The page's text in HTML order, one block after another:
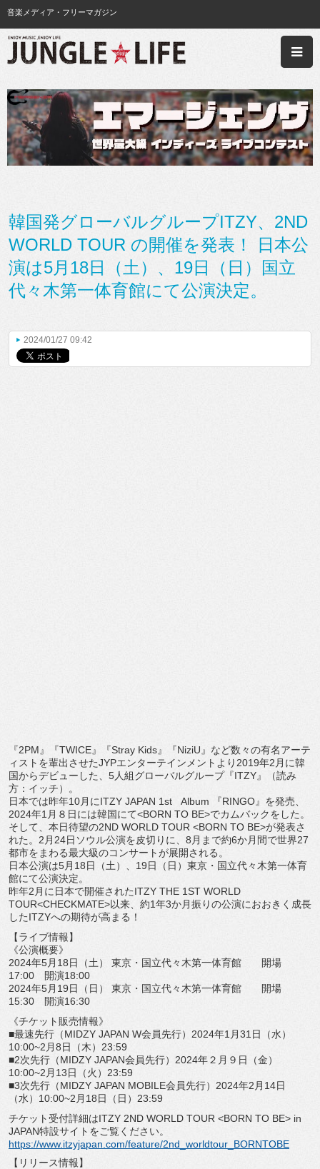
音楽メディア・フリーマガジン
韓国発グローバルグループITZY、2ND
WORLD TOUR の開催を発表！ 日本公
演は5月18日（土）、19日（日）国立
代々木第一体育館にて公演決定。
2024/01/27 09:42
『2PM 』『TWICE』『Stray Kids』『NiziU 』 など数々の有名アーテ
ィストを輩出させたJYPエンターテインメ ントより 2019年2 月に韓
国からデビューした、 5人組グローバルグループ『ITZY』（読み
方：イッチ）。
日本では昨年10月にITZY JAPAN 1st Album 『RINGO』を発売、
2024年1 月８日には韓国にて<BORN TO BE>でカムバックをした。
そして、本日待望の2ND WORLD TOUR <BORN TO BE>が発表さ
れた。 2 月 24日ソウル公演を皮切りに、 8 月まで約6か月間で世界27
都市をまわる最大級のコンサートが展開される。
日本公演は5月 18日（土）、 19日（日）東京・ 国立代々木第一体育
館にて公演決定。
昨年2 月に日本で開催されたITZY THE 1ST WORLD
TOUR<CHECKMATE>以来、約1年3か月振りの公演におおきく成長
したITZYへの期待が高まる！
【ライブ情報】
《公演概要》
2024年5月 18日（土） 東京・国立代々木第一体育館 開場
17:00 開演18:00
2024年5月 19日（日） 東京・国立代々木第一体育館 開場
15:30 開演16:30
《チケット販売情報》
■最速先行（MIDZY JAPAN W会員先行） 2024年1 月31 日（水）
10:00~2 月8日（木） 23:59
■2次先行（MIDZY JAPAN会員先行） 2024年２月９日（金）
10:00~2 月 13日（火） 23:59
■3次先行（MIDZY JAPAN MOBILE会員先行） 2024年2 月 14日
（水） 10:00~2 月 18日（日） 23:59
チケット受付詳細はITZY 2ND WORLD TOUR <BORN TO BE> in
JAPAN特設サイトをご覧ください。
https://www.itzyjapan.com/feature/2nd_worldtour_BORNTOBE
【リリース情報】